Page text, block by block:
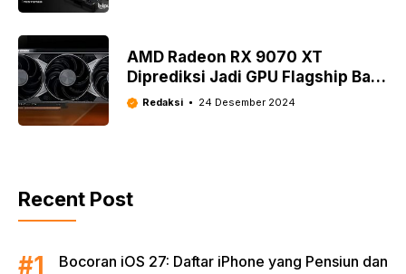
AMD Radeon RX 9070 XT
Diprediksi Jadi GPU Flagship Baru
Berbasis RDNA 4
Redaksi 24 Desember 2024
Recent Post
Bocoran iOS 27: Daftar iPhone yang Pensiun dan